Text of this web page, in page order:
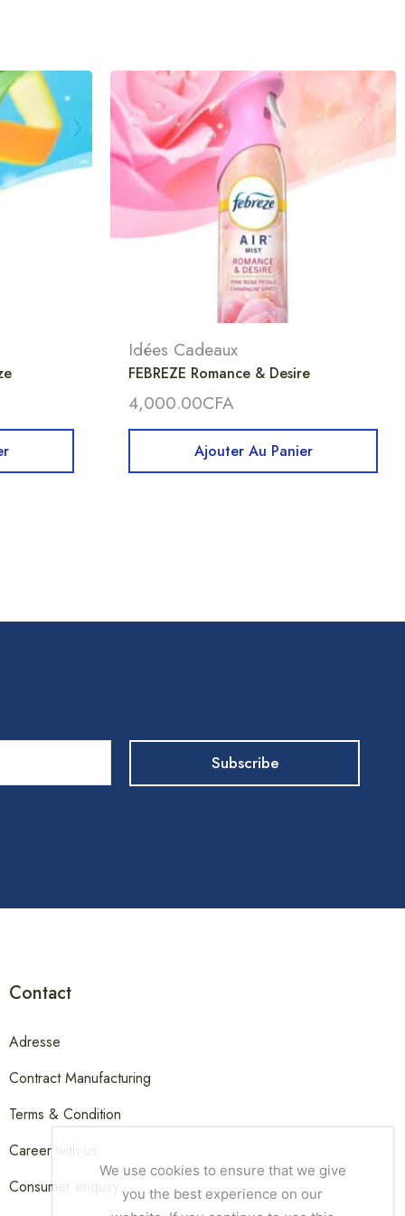
Idées Cadeaux
FEBREZE Romance & Desire
4,000.00CFA
Ajouter Au Panier
Contact
Adresse
Contract Manufacturing
Terms & Condition
Career with us
Consumer enquiry
We use cookies to ensure that we give
you the best experience on our